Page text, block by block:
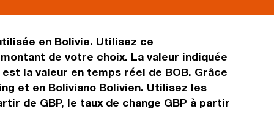
en Bolivie. Utilisez ce
de votre choix. La valeur indiquée
la valeur en temps réel de BOB. Grâce
et en Boliviano Bolivien. Utilisez les
de GBP, le taux de change GBP à partir